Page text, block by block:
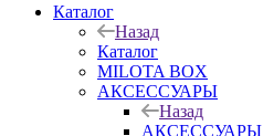
Каталог
Назад
Каталог
MILOTA BOX
АКСЕССУАРЫ
Назад
АКСЕССУАРЫ